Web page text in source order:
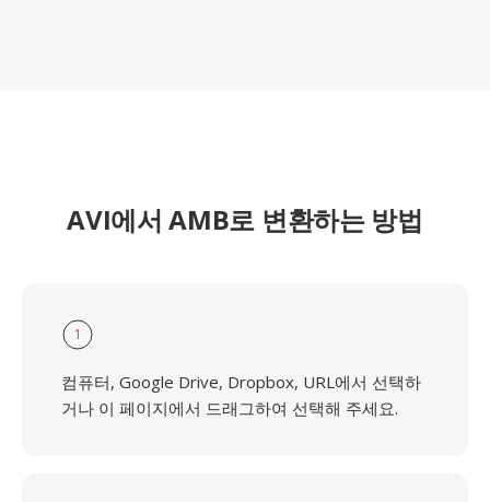
AVI에서 AMB로 변환하는 방법
1
컴퓨터, Google Drive, Dropbox, URL에서 선택하
거나 이 페이지에서 드래그하여 선택해 주세요.